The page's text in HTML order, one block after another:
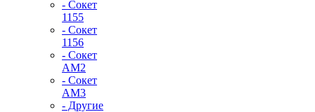
- Сокет
1155
- Сокет
1156
- Сокет
AM2
- Сокет
AM3
- Другие